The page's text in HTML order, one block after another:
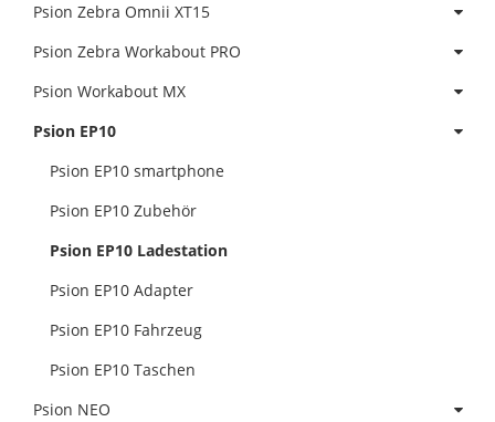
Psion Zebra Omnii XT15
Psion Zebra Workabout PRO
Psion Workabout MX
Psion EP10
Psion EP10 smartphone
Psion EP10 Zubehör
Psion EP10 Ladestation
Psion EP10 Adapter
Psion EP10 Fahrzeug
Psion EP10 Taschen
Psion NEO